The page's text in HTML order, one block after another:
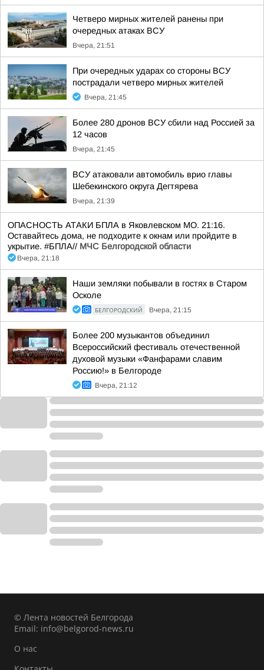
Четверо мирных жителей ранены при
очередных атаках ВСУ
Вчера, 21:51
При очередных ударах со стороны ВСУ
пострадали четверо мирных жителей
Вчера, 21:45
Более 280 дронов ВСУ сбили над Россией за
12 часов
Вчера, 21:45
ВСУ атаковали автомобиль врио главы
Шебекинского округа Дегтярева
Вчера, 21:39
ОПАСНОСТЬ АТАКИ БПЛА в Яковлевском МО. 21:16.
Оставайтесь дома, не подходите к окнам или пройдите в
укрытие. #БПЛА// МЧС Белгородской области
Вчера, 21:18
Наши земляки побывали в гостях в Старом
Осколе
БЕЛГОРОДСКИЙ Вчера, 21:15
Более 200 музыкантов объединил
Всероссийский фестиваль отечественной
духовой музыки «Фанфарами славим
Россию!» в Белгороде
Вчера, 21:12
© Лента новостей Белгорода
Email: info@belgorod-news.ru
О нас